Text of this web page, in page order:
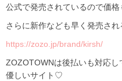
公式で発売されているので価
さらに新作なども早く発売され
https://zozo.jp/brand/kirsh/
ZOZOTOWNは後払いも対応
優しいサイト♡